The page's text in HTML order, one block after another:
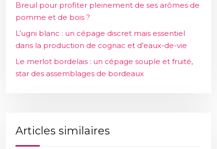
Breuil pour profiter pleinement de ses arômes de
pomme et de bois ?
L’ugni blanc : un cépage discret mais essentiel
dans la production de cognac et d’eaux-de-vie
Le merlot bordelais : un cépage souple et fruité,
star des assemblages de bordeaux
Articles similaires